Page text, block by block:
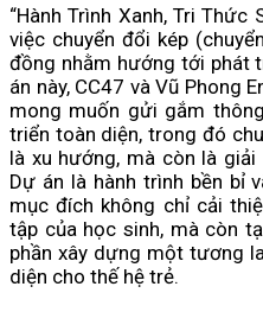
“Hành Trình Xanh, Tri
việc chuyển đổi kép
đồng nhằm hướng tới phát
án này, CC47 và Vũ Phong
mong muốn gửi gắm
triển toàn diện, trong đó
là xu hướng, mà còn là
Dự án là hành trình bền bỉ
mục đích không chỉ cải
tập của học sinh, mà còn
phần xây dựng một tương
diện cho thế hệ trẻ.